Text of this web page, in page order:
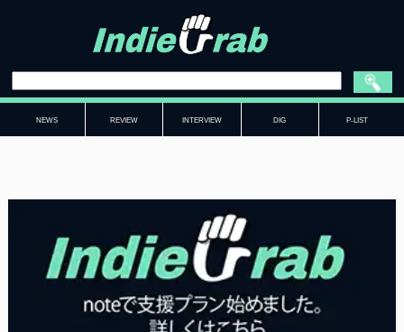
NEWS REVIEW INTERVIEW DIG P-LIST